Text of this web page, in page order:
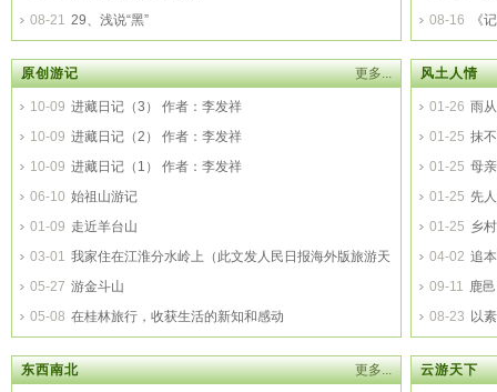
08-21 29、浅说“黑”
08-16
《
原创游记 更多...
10-09 进藏日记（3） 作者：李发祥
10-09 进藏日记（2） 作者：李发祥
10-09 进藏日记（1） 作者：李发祥
06-10 始祖山游记
01-09 走近羊台山
03-01 我家住在江淮分水岭上（此文发人民日报海外版旅游天
地栏目）
05-27 游金斗山
05-08 在桂林旅行，收获生活的新知和感动
风土人情
01-26 雨
01-25 抹
01-25 母
01-25 先
01-25 乡
04-02 追
09-11 鹿
08-23 以
东西南北 更多... 云游天下